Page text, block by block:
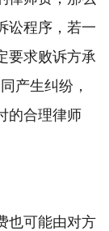
讼程序，若一
要求败诉方承
产生纠纷，
的合理律师
也可能由对方